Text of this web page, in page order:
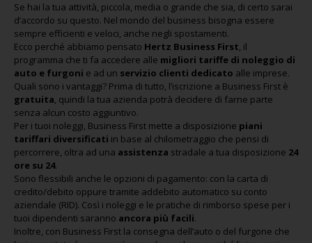
Se hai la tua attività, piccola, media o grande che sia, di certo sarai
d’accordo su questo. Nel mondo del business bisogna essere
sempre efficienti e veloci, anche negli spostamenti.
Ecco perché abbiamo pensato Hertz Business First, il
programma che ti fa accedere alle migliori tariffe di noleggio di
auto e furgoni e ad un servizio clienti dedicato alle imprese.
Quali sono i vantaggi? Prima di tutto, l’iscrizione a Business First è
gratuita, quindi la tua azienda potrà decidere di farne parte
senza alcun costo aggiuntivo.
Per i tuoi noleggi, Business First mette a disposizione piani
tariffari diversificati in base al chilometraggio che pensi di
percorrere, oltra ad una assistenza stradale a tua disposizione 24
ore su 24.
Sono flessibili anche le opzioni di pagamento: con la carta di
credito/debito oppure tramite addebito automatico su conto
aziendale (RID). Così i noleggi e le pratiche di rimborso spese per i
tuoi dipendenti saranno ancora più facili.
Inoltre, con Business First la consegna dell’auto o del furgone che